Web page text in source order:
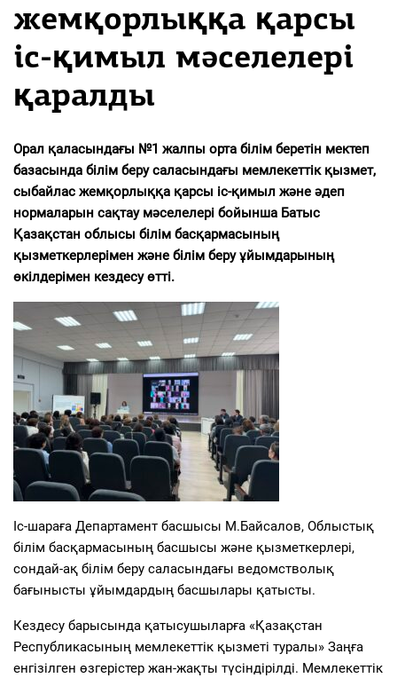
жемқорлыққа қарсы
іс-қимыл мәселелері
қаралды
Орал қаласындағы №1 жалпы орта білім беретін мектеп
базасында білім беру саласындағы мемлекеттік қызмет,
сыбайлас жемқорлыққа қарсы іс-қимыл және әдеп
нормаларын сақтау мәселелері бойынша Батыс
Қазақстан облысы білім басқармасының
қызметкерлерімен және білім беру ұйымдарының
өкілдерімен кездесу өтті.
Іс-шараға Департамент басшысы М.Байсалов, Облыстық
білім басқармасының басшысы және қызметкерлері,
сондай-ақ білім беру саласындағы ведомстволық
бағынысты ұйымдардың басшылары қатысты.
Кездесу барысында қатысушыларға «Қазақстан
Республикасының мемлекеттік қызметі туралы» Заңға
енгізілген өзгерістер жан-жақты түсіндірілді. Мемлекеттік